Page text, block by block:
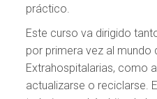
práctico.
Este curso va dirigido
por primera vez al mundo
Extrahospitalarias, como
actualizarse o reciclarse.